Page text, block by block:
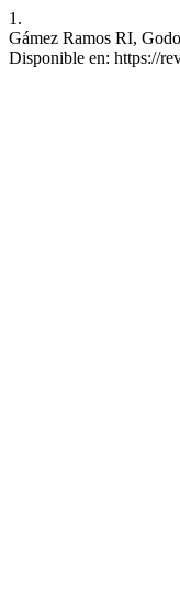
1.
Gámez Ramos RI,
Disponible en: https://